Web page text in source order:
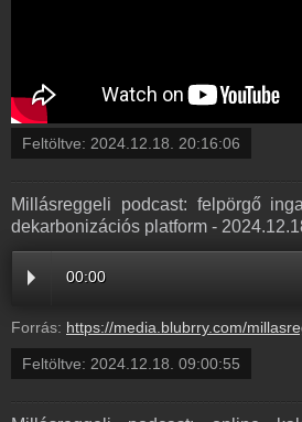
Feltöltve: 2024.12.18. 20:16:06
Millásreggeli podcast: felpörgő
dekarbonizációs platform -
00:00
Forrás: https://media.blubrry.com/millasreggeli/millasreggeli.hu/wp-content/uploads/2024/12/cafe_radiocafe98_20241218-
Feltöltve: 2024.12.18. 09:00:55